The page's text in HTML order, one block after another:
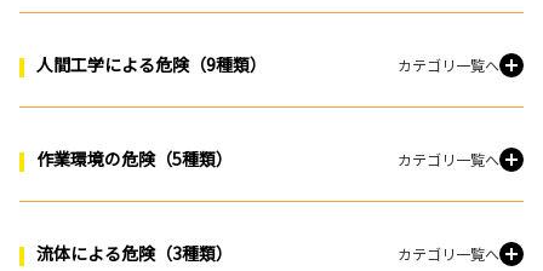
人間工学による危険（9種類） カテゴリ一覧へ
作業環境の危険（5種類） カテゴリ一覧へ
流体による危険（3種類） カテゴリ一覧へ